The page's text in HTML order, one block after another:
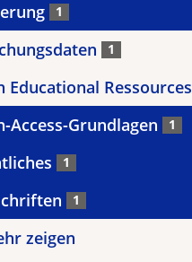
1
1
Educational Ressources
Access-Grundlagen 1
1
1
zeigen